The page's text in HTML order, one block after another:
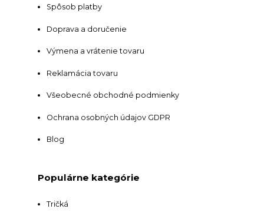
Spôsob platby
Doprava a doručenie
Výmena a vrátenie tovaru
Reklamácia tovaru
Všeobecné obchodné podmienky
Ochrana osobných údajov GDPR
Blog
Populárne kategórie
Tričká